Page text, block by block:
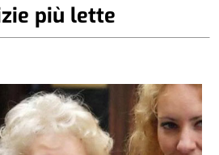
più lette